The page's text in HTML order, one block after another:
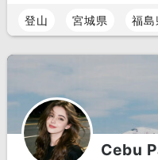
登山 宮城県 福島
Cebu